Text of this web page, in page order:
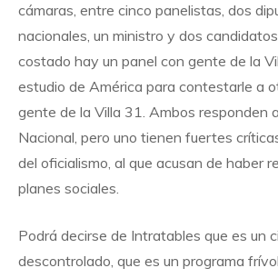
cámaras, entre cinco panelistas, dos
nacionales, un ministro y dos
costado hay un panel con gente de la
estudio de América para contestarle a
gente de la Villa 31. Ambos responden
Nacional, pero uno tienen fuertes
del oficialismo, al que acusan de haber
planes sociales.
Podrá decirse de Intratables que es un
descontrolado, que es un programa